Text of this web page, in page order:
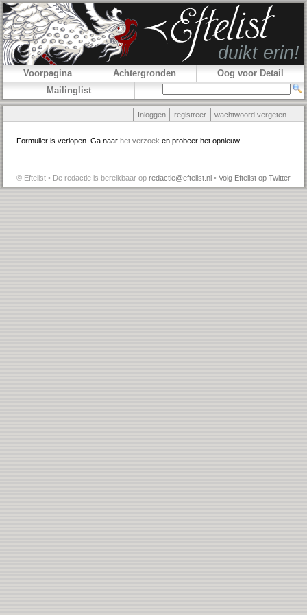
Voorpagina Achtergronden
Oog voor Detail
Mailinglist
Inloggen registreer wachtwoord vergeten
Formulier is verlopen. Ga naar het verzoek en probeer het opnieuw.
© Eftelist • De redactie is bereikbaar op redactie@eftelist.nl • Volg Eftelist op Twitter